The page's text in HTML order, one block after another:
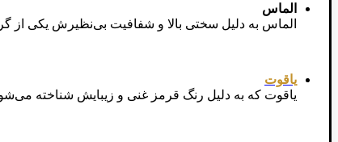
الماس
الماس به دلیل سختی بالا و شفافیت بی‌نظیرش یکی از
یاقوت
یاقوت که به دلیل رنگ قرمز غنی و زیبایش شناخته